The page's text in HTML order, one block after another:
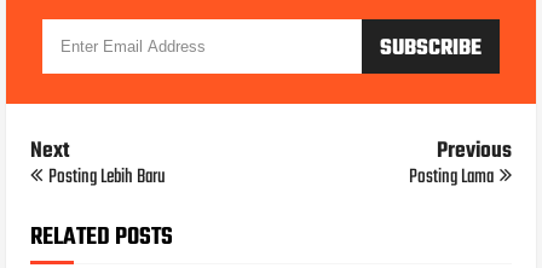
Next
Posting Lebih Baru
Previous
Posting Lama
RELATED POSTS